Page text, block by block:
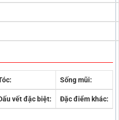
Sống mũi:
vết đặc biệt: Đặc điểm khác: